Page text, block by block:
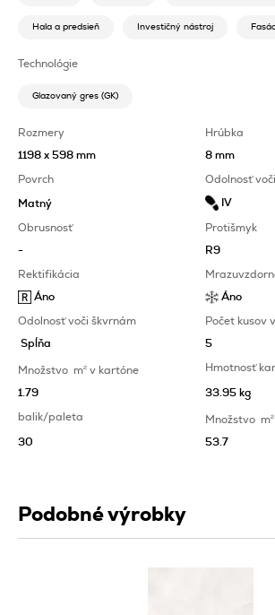
Hala a predsieň Investičný nástroj
Technológie
Glazovaný gres (GK)
Rozmery
1198 x 598 mm
Hrúbka
8 mm
Povrch
Matný
Odolnosť
IV
Obrusnosť
-
Protišmyk
R9
Rektifikácia
Áno Áno
Odolnosť voči škvrnám
Spĺňa
Počet kusov
5
Množstvo m2 v kartóne
1.79
Hmotnosť
33.95 kg
balik/paleta
30
Množstvom2
53.7
Podobné výrobky